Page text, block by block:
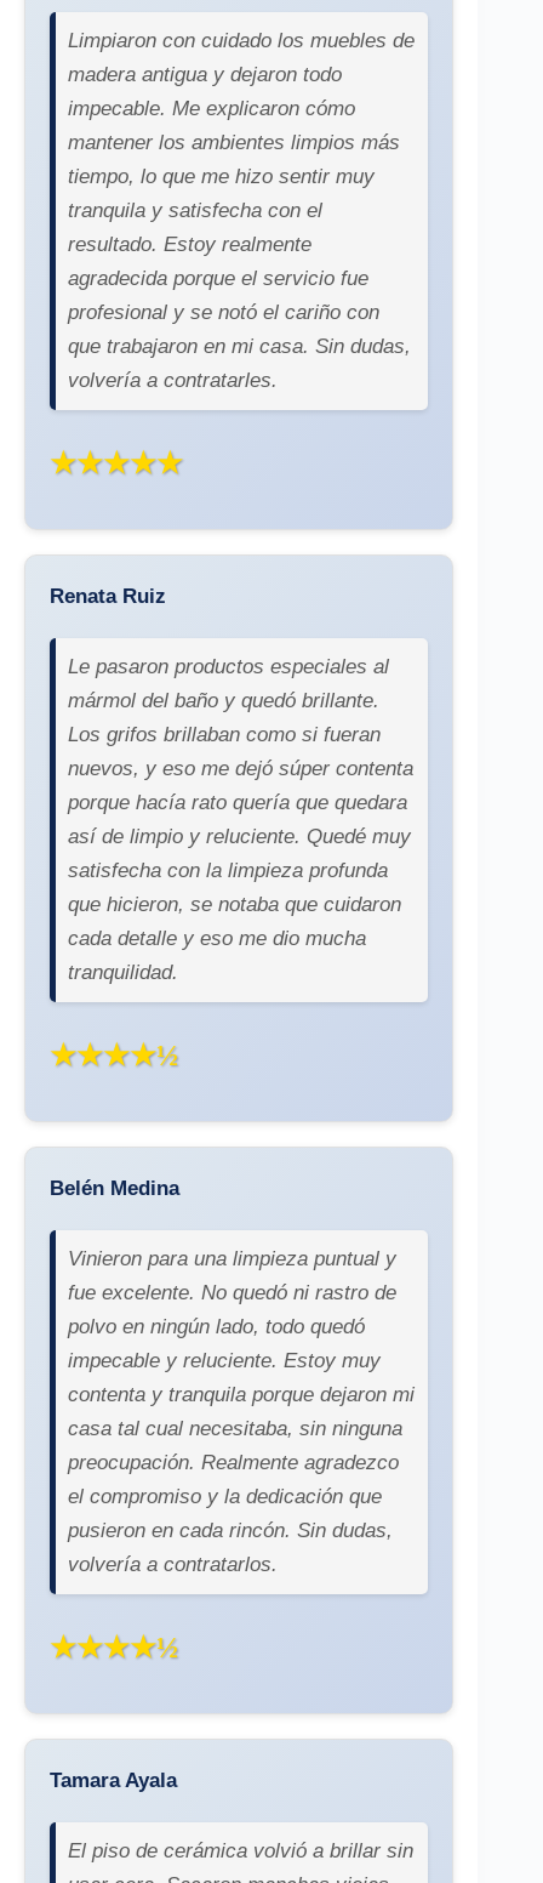
Limpiaron con cuidado los muebles de
madera antigua y dejaron todo
impecable. Me explicaron cómo
mantener los ambientes limpios más
tiempo, lo que me hizo sentir muy
tranquila y satisfecha con el
resultado. Estoy realmente
agradecida porque el servicio fue
profesional y se notó el cariño con
que trabajaron en mi casa. Sin dudas,
volvería a contratarles.
★★★★★
Renata Ruiz
Le pasaron productos especiales al
mármol del baño y quedó brillante.
Los grifos brillaban como si fueran
nuevos, y eso me dejó súper contenta
porque hacía rato quería que quedara
así de limpio y reluciente. Quedé muy
satisfecha con la limpieza profunda
que hicieron, se notaba que cuidaron
cada detalle y eso me dio mucha
tranquilidad.
★★★★½
Belén Medina
Vinieron para una limpieza puntual y
fue excelente. No quedó ni rastro de
polvo en ningún lado, todo quedó
impecable y reluciente. Estoy muy
contenta y tranquila porque dejaron mi
casa tal cual necesitaba, sin ninguna
preocupación. Realmente agradezco
el compromiso y la dedicación que
pusieron en cada rincón. Sin dudas,
volvería a contratarlos.
★★★★½
Tamara Ayala
El piso de cerámica volvió a brillar sin